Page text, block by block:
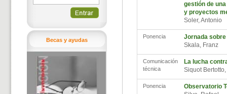
Becas y ayudas
gestión de
y proyectos
Soler, Antonio
Ponencia
Jornada
Skala, Franz
Comunicación
técnica
La lucha
Siquot
Ponencia
Observatorio